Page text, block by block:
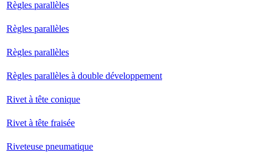
Règles parallèles
Règles parallèles
Règles parallèles
Règles parallèles à double développement
Rivet à tête conique
Rivet à tête fraisée
Riveteuse pneumatique